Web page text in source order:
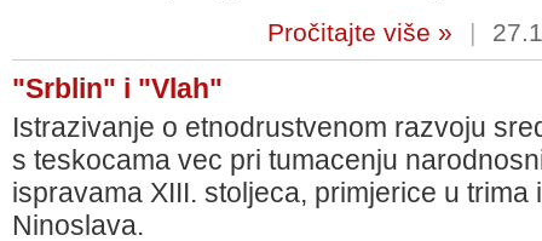
Pročitajte više » |
"Srblin" i "Vlah"
Istrazivanje o etnodrustvenom razvoju
s teskocama vec pri tumacenju
ispravama XIII. stoljeca, primjerice u
Ninoslava.